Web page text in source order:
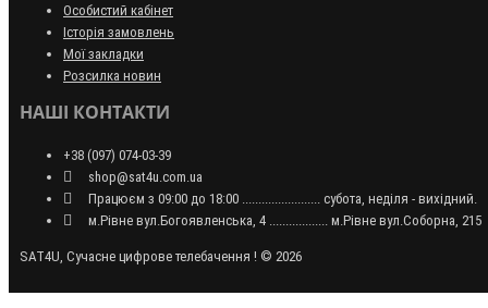
Особистий кабінет
Історія замовлень
Мої закладки
Розсилка новин
НАШІ КОНТАКТИ
+38 (097) 074-03-39
shop@sat4u.com.ua
Працюєм з 09:00 до 18:00 ........................ субота, неділя - вихідний.
м.Рівне вул.Богоявленська, 4 .................. м.Рівне вул.Соборна, 215
SAT4U, Сучасне цифрове телебачення ! © 2026